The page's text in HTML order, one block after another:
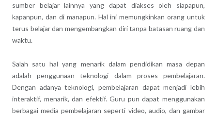
sumber belajar lainnya yang dapat diakses oleh siapapun,
kapanpun, dan di manapun. Hal ini memungkinkan orang untuk
terus belajar dan mengembangkan diri tanpa batasan ruang dan
waktu.
Salah satu hal yang menarik dalam pendidikan masa depan
adalah penggunaan teknologi dalam proses pembelajaran.
Dengan adanya teknologi, pembelajaran dapat menjadi lebih
interaktif, menarik, dan efektif. Guru pun dapat menggunakan
berbagai media pembelajaran seperti video, audio, dan gambar